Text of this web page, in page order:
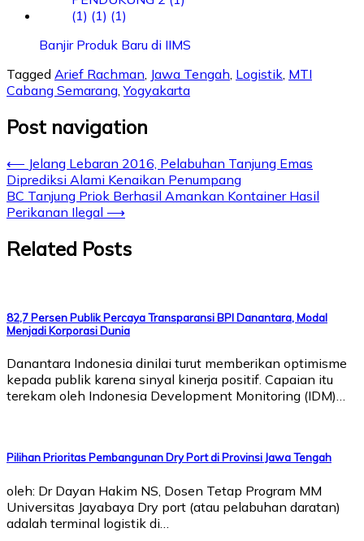
Banjir Produk Baru di IIMS
Tagged Arief Rachman, Jawa Tengah, Logistik, MTI
Cabang Semarang,Yogyakarta
Post navigation
⟵ Jelang Lebaran 2016, Pelabuhan Tanjung Emas
Diprediksi Alami Kenaikan Penumpang
BC Tanjung Priok Berhasil Amankan Kontainer Hasil
Perikanan Ilegal ⟶
Related Posts
82,7 Persen Publik Percaya Transparansi BPI Danantara, Modal
Menjadi Korporasi Dunia
Danantara Indonesia dinilai turut memberikan optimisme
kepada publik karena sinyal kinerja positif. Capaian itu
terekam oleh Indonesia Development Monitoring (IDM)…
Pilihan Prioritas Pembangunan Dry Port di Provinsi Jawa Tengah
oleh: Dr Dayan Hakim NS, Dosen Tetap Program MM
Universitas Jayabaya Dry port (atau pelabuhan daratan)
adalah terminal logistik di…